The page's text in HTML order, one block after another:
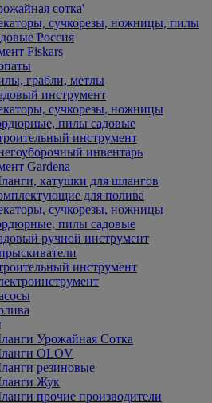
сотка'
сучкорезы, ножницы, пилы
Россия
Fiskars
грабли, метлы
инструмент
сучкорезы, ножницы
пилы садовые
инструмент
инвентарь
Gardena
катушки для шлангов
для полива
сучкорезы, ножницы
пилы садовые
ручной инструмент
инструмент
Урожайная Сотка
OLOV
резиновые
Жук
прочие производители